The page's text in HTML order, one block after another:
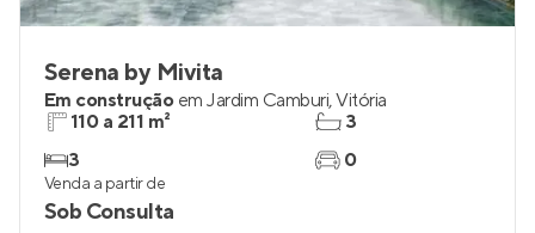
Serena by Mivita
Em construção em Jardim Camburi,Vitória
110 a 211 m²
3
3
0
Venda a partir de
Sob Consulta